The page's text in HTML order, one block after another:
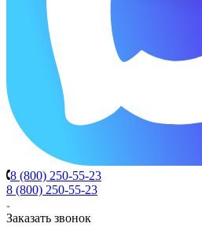
8 (800) 250-55-23
8 (800) 250-55-23
Заказать звонок